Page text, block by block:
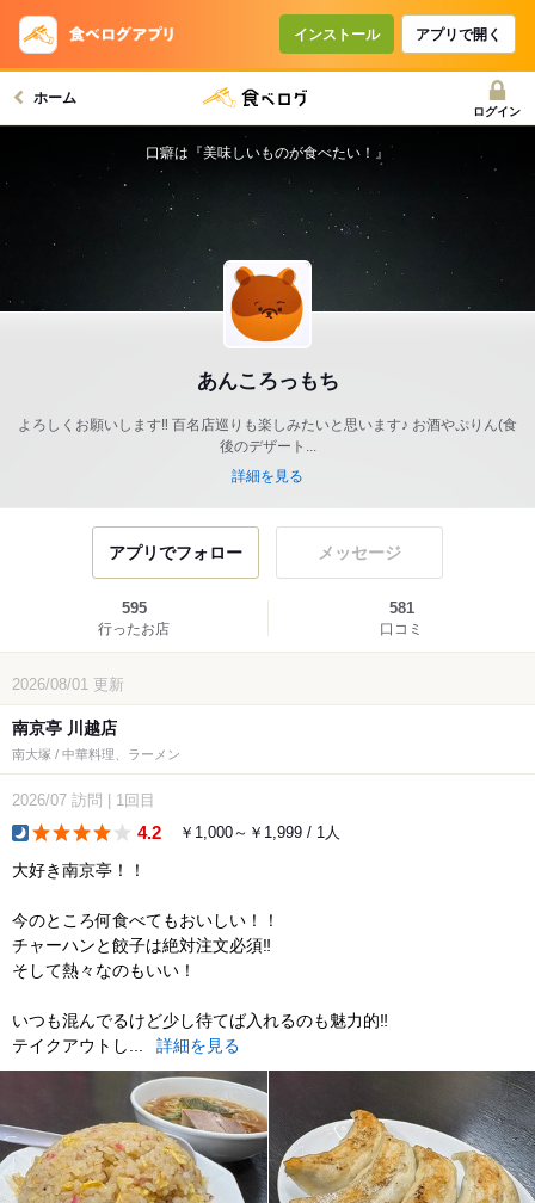
インストール アプリで開く
ホーム
ログイン
あんころっもち
よろしくお願いします‼︎ 百名店巡りも楽しみたいと思います♪ お酒やぷりん(食
後のデザート...
詳細を見る
口癖は『美味しいものが食べたい！』
アプリでフォロー メッセージ
595
行ったお店
581
口コミ
2026/08/01 更新
南京亭 川越店
南大塚 / 中華料理、ラーメン
2026/07 訪問 1回目
4.2 ￥1,000～￥1,999 / 1人
大好き南京亭！！
今のところ何食べてもおいしい！！
チャーハンと餃子は絶対注文必須‼︎
そして熱々なのもいい！
いつも混んでるけど少し待てば入れるのも魅力的‼︎
テイクアウトし...
詳細を見る